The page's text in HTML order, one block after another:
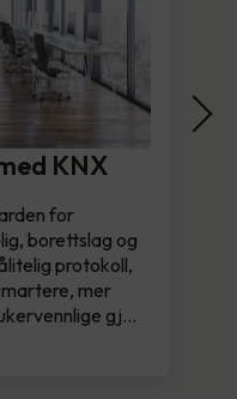
KNX
for
borettslag og
protokoll,
mer
gj…